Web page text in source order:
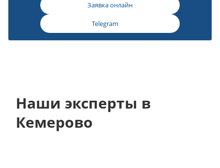
Заявка онлайн
Telegram
Наши эксперты в
Кемерово